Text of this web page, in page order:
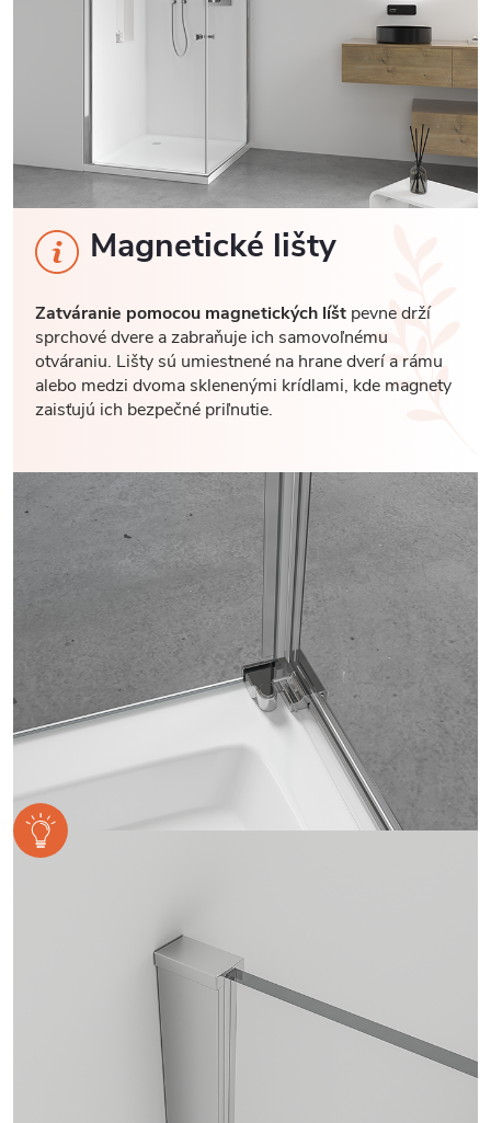
Magnetické lišty
Zatváranie pomocou magnetických líšt pevne drží
sprchové dvere a zabraňuje ich samovoľnému
otváraniu. Lišty sú umiestnené na hrane dverí a rámu
alebo medzi dvoma sklenenými krídlami, kde magnety
zaisťujú ich bezpečné priľnutie.